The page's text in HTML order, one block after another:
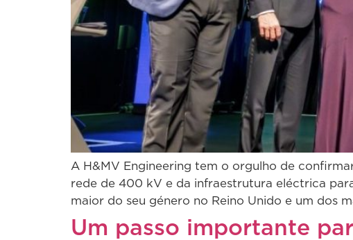
A H&MV Engineering tem o orgulho de
rede de 400 kV e da infraestrutura eléctrica
maior do seu género no Reino Unido e um dos
Um passo importante